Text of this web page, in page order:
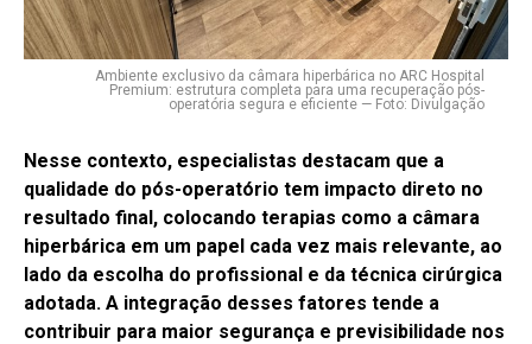
Ambiente exclusivo da câmara hiperbárica no ARC Hospital
Premium: estrutura completa para uma recuperação pós-
operatória segura e eficiente — Foto: Divulgação
Nesse contexto, especialistas destacam que a
qualidade do pós-operatório tem impacto direto no
resultado final, colocando terapias como a câmara
hiperbárica em um papel cada vez mais relevante, ao
lado da escolha do profissional e da técnica cirúrgica
adotada. A integração desses fatores tende a
contribuir para maior segurança e previsibilidade nos